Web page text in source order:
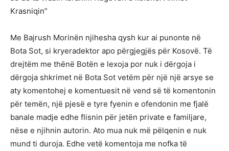
Krasniqin”
Me Bajrush Morinën njihesha qysh kur ai punonte në
Bota Sot, si kryeradektor apo përgjegjës për Kosovë. Të
drejtëm me thënë Botën e lexoja por nuk i dërgoja i
dërgoja shkrimet në Bota Sot vetëm për një një arsye se
aty komentohej e komentuesit në vend së të komentonin
për temën, një pjesë e tyre fyenin e ofendonin me fjalë
banale madje edhe flisnin për jetën private e familjare,
nëse e njihnin autorin. Ato mua nuk më pëlqenin e nuk
mund ti duroja. Edhe vetë komentoja me nofka të